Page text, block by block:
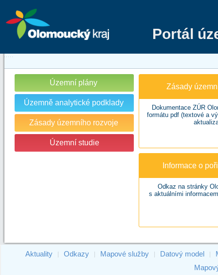
Portál
Územní plány
Územně analytické podklady
Zásady územního rozvoje
Územní studie
Zásady
Dokumentace ZÚR
formátu pdf (textové a
Informace o
Odkaz na stránky
s aktuálními
Aktuality Odkazy Mapové služby Datový model